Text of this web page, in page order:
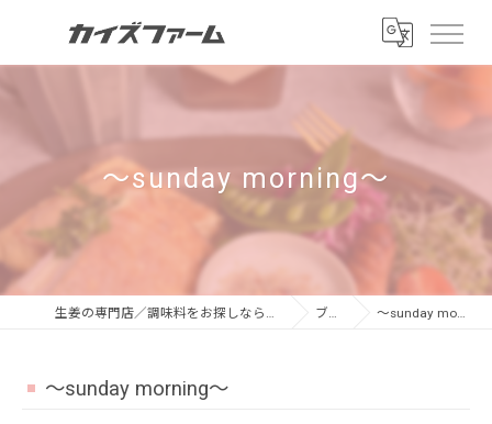
～sunday morning～
生姜の専門店／調味料をお探しならカイズファーム ブログ ～sunday morning～
～sunday morning～